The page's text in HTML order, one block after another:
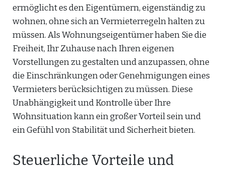
ermöglicht es den Eigentümern, eigenständig zu
wohnen, ohne sich an Vermieterregeln halten zu
müssen. Als Wohnungseigentümer haben Sie die
Freiheit, Ihr Zuhause nach Ihren eigenen
Vorstellungen zu gestalten und anzupassen, ohne
die Einschränkungen oder Genehmigungen eines
Vermieters berücksichtigen zu müssen. Diese
Unabhängigkeit und Kontrolle über Ihre
Wohnsituation kann ein großer Vorteil sein und
ein Gefühl von Stabilität und Sicherheit bieten.
Steuerliche Vorteile und